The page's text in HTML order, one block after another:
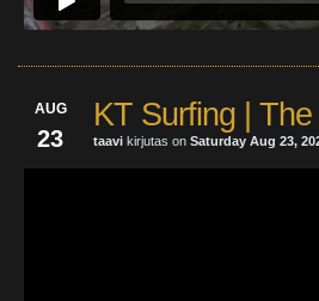
AUG
23
KT Surfing |
taavi kirjutas on Saturday Aug 23,